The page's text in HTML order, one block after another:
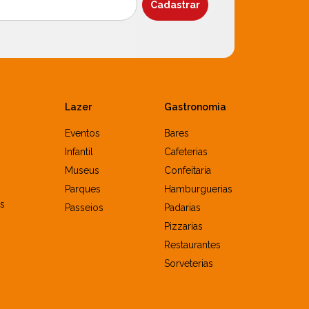
Lazer
Eventos
Infantil
Museus
Parques
Passeios
Gastronomia
Bares
Cafeterias
Confeitaria
Hamburguerias
Padarias
Pizzarias
Restaurantes
Sorveterias